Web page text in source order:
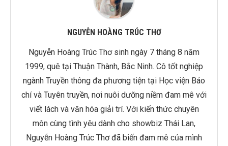
NGUYỄN HOÀNG TRÚC THƠ
Nguyễn Hoàng Trúc Thơ sinh ngày 7 tháng 8 năm
1999, quê tại Thuận Thành, Bắc Ninh. Cô tốt nghiệp
ngành Truyền thông đa phương tiện tại Học viện Báo
chí và Tuyên truyền, nơi nuôi dưỡng niềm đam mê với
viết lách và văn hóa giải trí. Với kiến thức chuyên
môn cùng tình yêu dành cho showbiz Thái Lan,
Nguyễn Hoàng Trúc Thơ đã biến đam mê của mình